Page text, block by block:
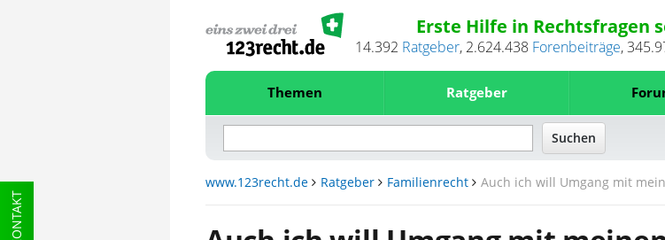
Erste Hilfe in Rechtsfragen
14.392 Ratgeber, 2.624.438 Forenbeiträge,
Themen Ratgeber
www.123recht.de Ratgeber Familienrecht Auch ich will Umgang mit